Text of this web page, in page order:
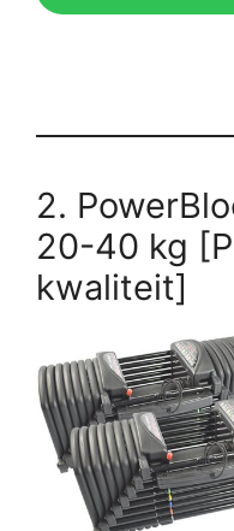
2.
20-40 kg
kwaliteit]